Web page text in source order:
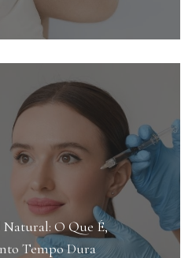
O Que É,
Tempo Dura